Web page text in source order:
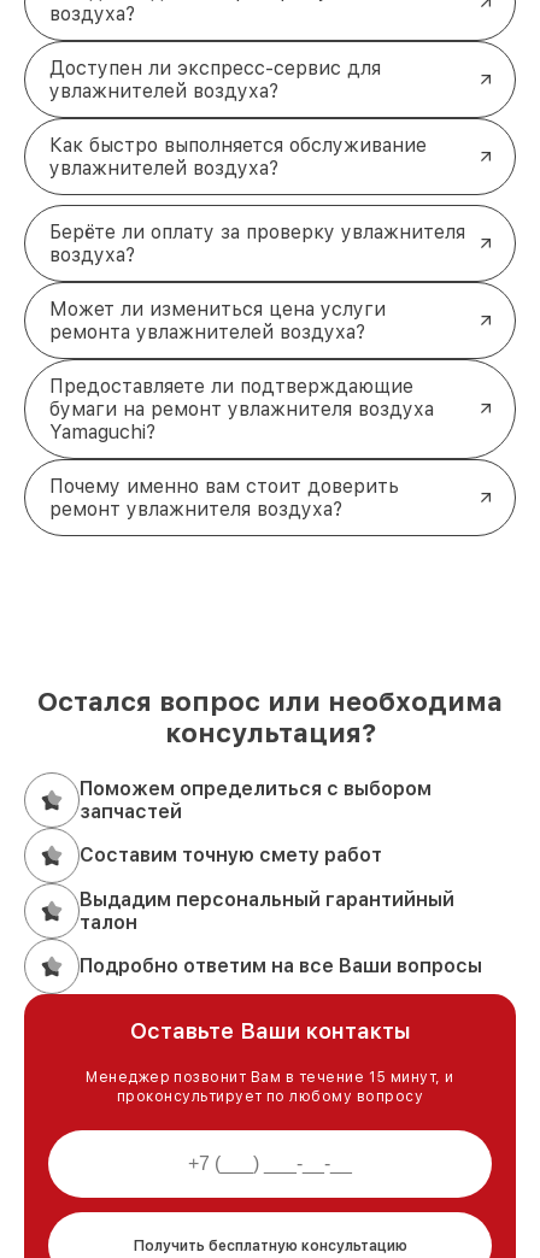
забота
Эффективное восстановление увлажнителей
воздуха Yamaguchi требует профессионального
подхода. Мы готовы помочь вам вернуть комфорт
в ваш дом или офис. Просто свяжитесь с нами по
телефону +7 (812) 214-74-99 или посетите наш
офис по адресу Лиговский проспект, 153, лит. А.
Мы позаботимся о том, чтобы ваш увлажнитель
снова работал как новый!
воздуха?
Доступен ли экспресс-сервис для
увлажнителей воздуха?
Как быстро выполняется обслуживание
увлажнителей воздуха?
Берёте ли оплату за проверку увлажнителя
воздуха?
Может ли измениться цена услуги
ремонта увлажнителей воздуха?
Предоставляете ли подтверждающие
бумаги на ремонт увлажнителя воздуха
Yamaguchi?
Почему именно вам стоит доверить
ремонт увлажнителя воздуха?
Остался вопрос или необходима
консультация?
Поможем определиться с выбором
запчастей
Составим точную смету работ
Выдадим персональный гарантийный
талон
Подробно ответим на все Ваши вопросы
Оставьте Ваши контакты
Менеджер позвонит Вам в течение 15 минут, и
проконсультирует по любому вопросу
Получить бесплатную консультацию